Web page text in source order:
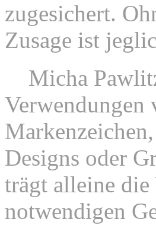
zugesichert.
Zusage ist
Micha
Verwendungen
Designs oder
trägt alleine
notwendigen